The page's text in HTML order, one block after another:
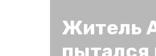
Житель
пытался